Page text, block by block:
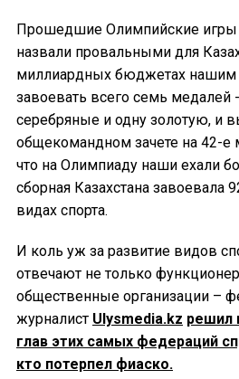
Прошедшие Олимпийские
назвали провальными для
миллиардных бюджетах нашим
завоевать всего семь медалей
серебряные и одну золотую, и
общекомандном зачете на 42-е
что на Олимпиаду наши ехали
сборная Казахстана завоевала
видах спорта.
И коль уж за развитие видов
отвечают не только
общественные организации –
журналист Ulysmedia.kz решил
глав этих самых федераций
кто потерпел фиаско.